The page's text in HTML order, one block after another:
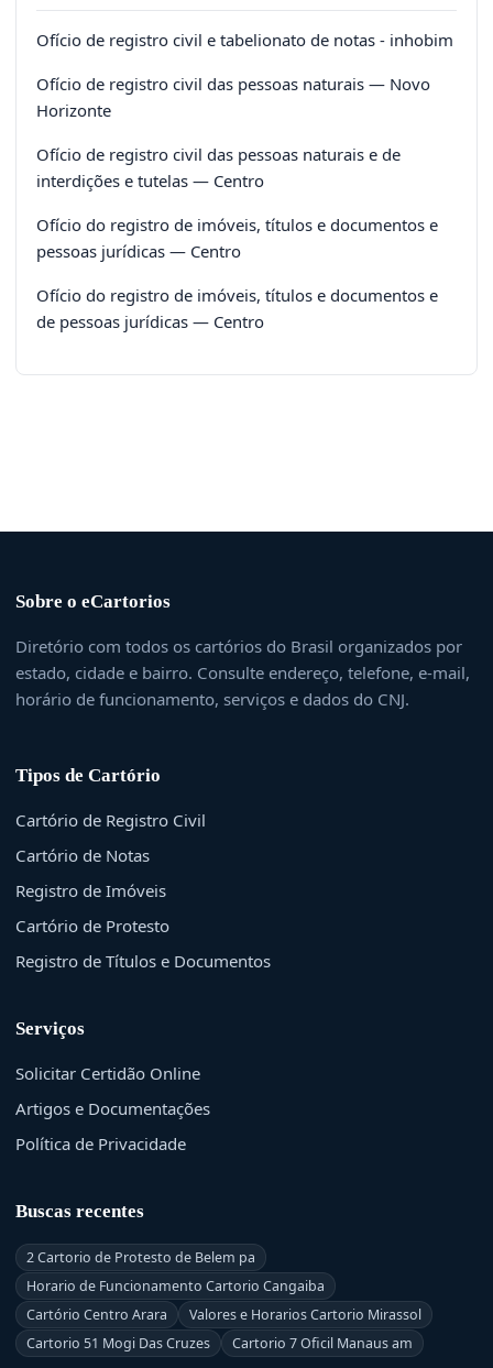
Ofício de registro civil e tabelionato de notas - inhobim
Ofício de registro civil das pessoas naturais — Novo
Horizonte
Ofício de registro civil das pessoas naturais e de
interdições e tutelas — Centro
Ofício do registro de imóveis, títulos e documentos e
pessoas jurídicas — Centro
Ofício do registro de imóveis, títulos e documentos e
de pessoas jurídicas — Centro
Sobre o eCartorios
Diretório com todos os cartórios do Brasil organizados por
estado, cidade e bairro. Consulte endereço, telefone, e-mail,
horário de funcionamento, serviços e dados do CNJ.
Tipos de Cartório
Cartório de Registro Civil
Cartório de Notas
Registro de Imóveis
Cartório de Protesto
Registro de Títulos e Documentos
Serviços
Solicitar Certidão Online
Artigos e Documentações
Política de Privacidade
Buscas recentes
2 Cartorio de Protesto de Belem pa
Horario de Funcionamento Cartorio Cangaiba
Cartório Centro Arara
Valores e Horarios Cartorio Mirassol
Cartorio 51 Mogi Das Cruzes
Cartorio 7 Oficil Manaus am